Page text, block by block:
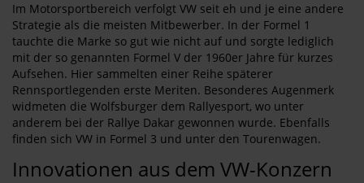
Im Motorsportbereich verfolgt VW seit eh und je eine andere
Strategie als die meisten Mitbewerber. In der Formel 1
tauchte die Marke so gut wie nicht auf und sorgte lediglich
mit der so genannten Formel V der 1960er Jahre für kurzes
Aufsehen. Hier sammelten einer Reihe späterer
Rennsportlegenden erste Meriten. Besonderes Augenmerk
widmeten die Wolfsburger dem Rallyesport, wo unter
anderem bei der Rallye Dakar gewonnen wurde. Ebenfalls
finden sich VW in Formel 3 und unter den Tourenwagen.
Innovationen aus dem VW-Konzern